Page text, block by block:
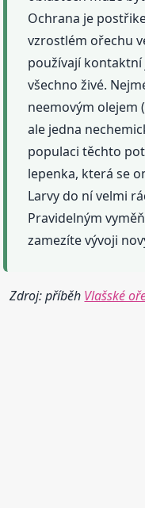
Ochrana je
vzrostlém ořechu
používají
všechno živé.
neemovým olejem
ale jedna
populaci těchto
lepenka, která se
Larvy do ní velmi
Pravidelným
zamezíte vývoji
Zdroj: příběh Vlašské